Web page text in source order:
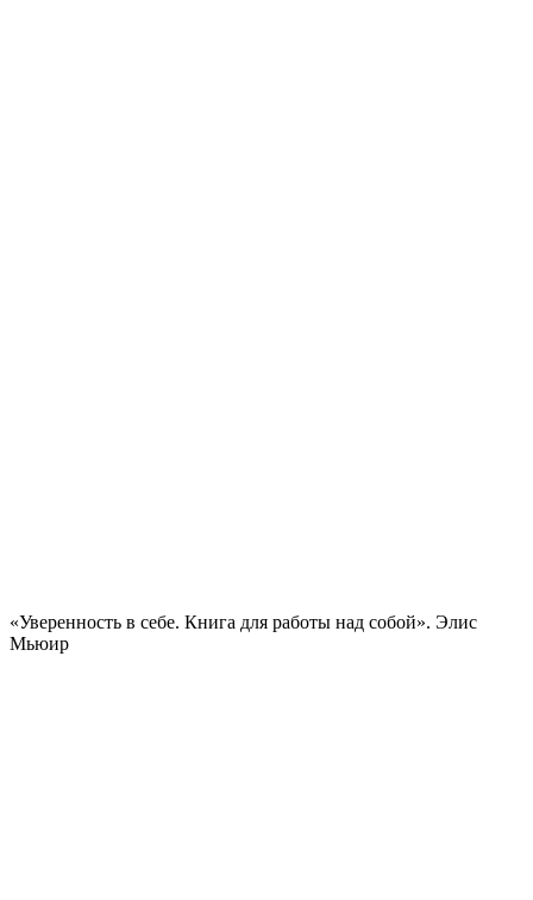
«Уверенность в себе. Книга для работы над собой». Элис
Мьюир